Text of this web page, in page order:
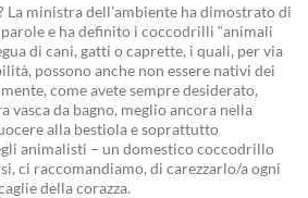
La ministra dell’ambiente ha dimostrato di
e ha definito i coccodrilli “animali
di cani, gatti o caprette, i quali, per via
possono anche non essere nativi dei
come avete sempre desiderato,
vasca da bagno, meglio ancora nella
alla bestiola e soprattutto
animalisti – un domestico coccodrillo
ci raccomandiamo, di carezzarlo/a ogni
della corazza.